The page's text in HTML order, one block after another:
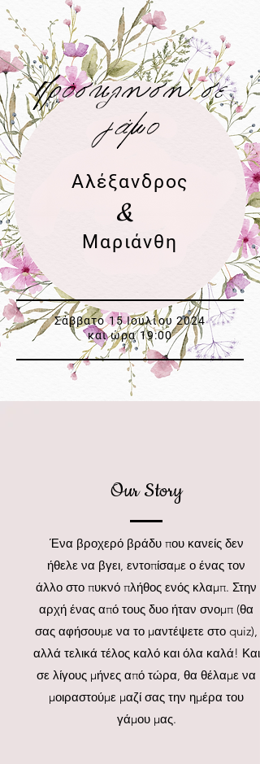
Πρόσκληση σε
γάμο
Αλέξανδρος
&
Μαριάνθη
Σάββατο 15 Ιουλίου 2024
και ώρα 19:00
Our Story
Ένα βροχερό βράδυ που κανείς δεν
ήθελε να βγει, εντοπίσαμε ο ένας τον
άλλο στο πυκνό πλήθος ενός κλαμπ. Στην
αρχή ένας από τους δυο ήταν σνομπ (θα
σας αφήσουμε να το μαντέψετε στο quiz),
αλλά τελικά τέλος καλό και όλα καλά! Και
σε λίγους μήνες από τώρα, θα θέλαμε να
μοιραστούμε μαζί σας την ημέρα του
γάμου μας.